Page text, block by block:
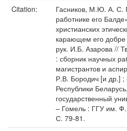
Citation:
Гасников, М.Ю. А. С.
работнике его
христианских
карающем его
рук. И.Б. Азарова //
: сборник научных
магистрантов и
Р.В. Бородич [и др.]
Республики
государственный
– Гомель : ГГУ им.
С. 79-81.